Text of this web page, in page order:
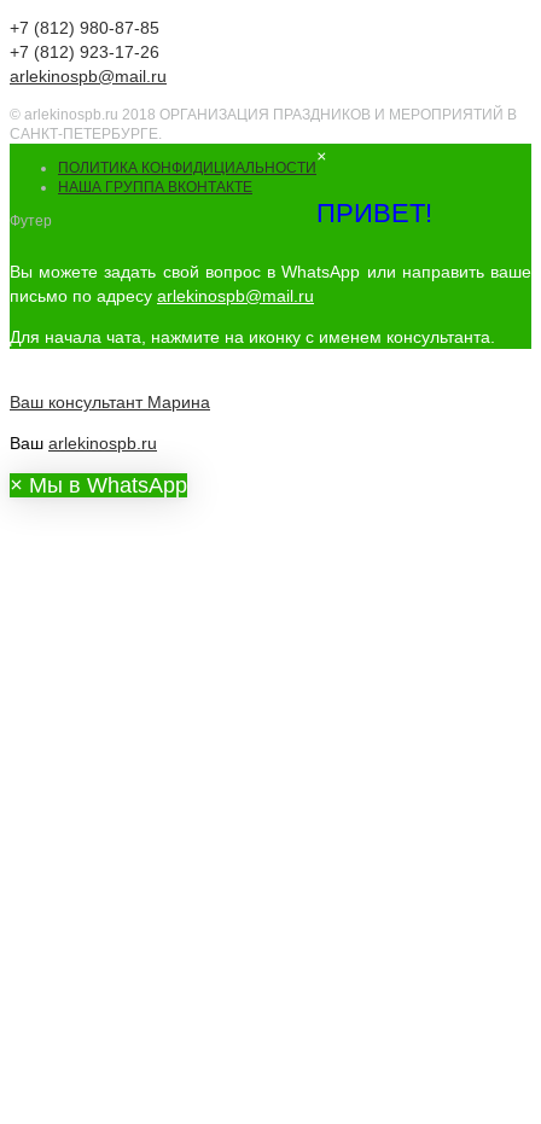
+7 (812) 980-87-85
+7 (812) 923-17-26
arlekinospb@mail.ru
© arlekinospb.ru 2018 ОРГАНИЗАЦИЯ ПРАЗДНИКОВ И МЕРОПРИЯТИЙ В
САНКТ-ПЕТЕРБУРГЕ.
ПОЛИТИКА КОНФИДИЦИАЛЬНОСТИ
НАША ГРУППА ВКОНТАКТЕ
Футер
×
ПРИВЕТ!
Вы можете задать свой вопрос в WhatsApp или направить ваше
письмо по адресу arlekinospb@mail.ru
Для начала чата, нажмите на иконку с именем консультанта.
Ваш консультант Марина
Ваш arlekinospb.ru
× Мы в WhatsApp